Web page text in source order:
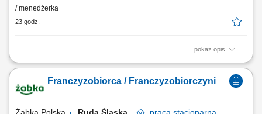
/ menedżerka
23 godz.
pokaż opis
Główne zadania: Prowadzenie własnej działalności gospodarczej w
obsługi. Monitorowanie stanów magazynowych i zamówień.
Dostosowywanie asortymentu sklepu do potrzeb lokalnego rynku.
Franczyzobiorca / Franczyzobiorczyni